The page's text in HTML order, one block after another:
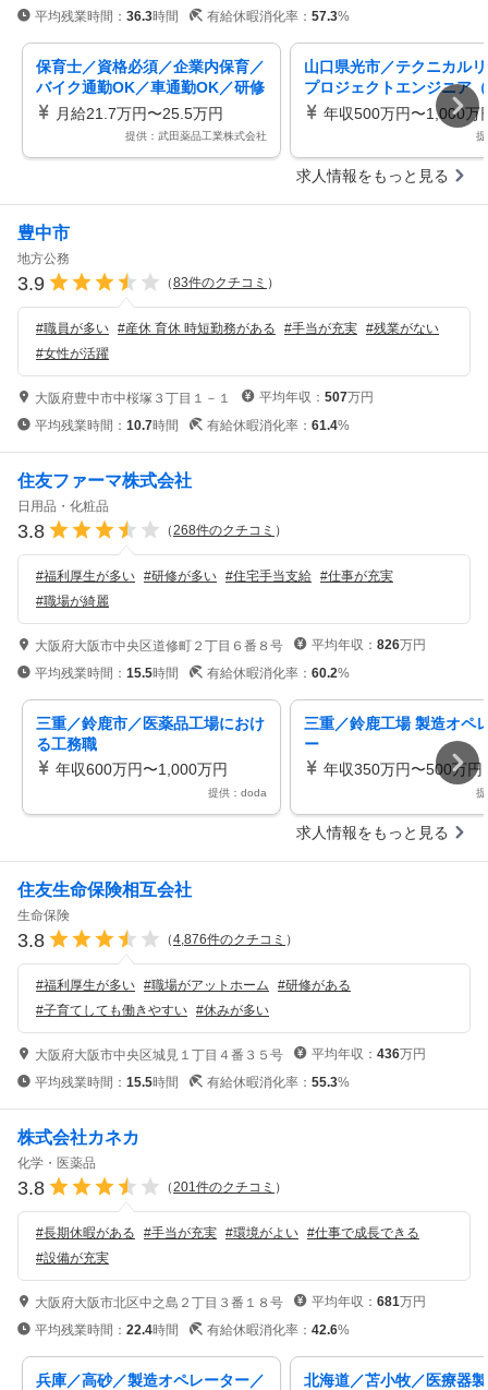
平均残業時間： 36.3時間 有給休暇消化率： 57.3%
保育士／資格必須／企業内保育／
バイク通勤OK／車通勤OK／研修
あり／社会保険完備／賞与あり／
禁煙・分煙／正社員
月給21.7万円〜25.5万円
提供：武田薬品工業株式会社
山口県光市／テクニカル
プロジェクトエンジニア
理）年収500万円〜1,000万
求人情報をもっと見る
豊中市
地方公務
3.9 （83件のクチコミ ）
#職員が多い #産休 育休 時短勤務がある #手当が充実 #残業がない
#女性が活躍
大阪府豊中市中桜塚３丁目１－１ 平均年収： 507万円
平均残業時間： 10.7時間 有給休暇消化率： 61.4%
住友ファーマ株式会社
日用品・化粧品
3.8 （268件のクチコミ ）
#福利厚生が多い #研修が多い #住宅手当支給 #仕事が充実
#職場が綺麗
大阪府大阪市中央区道修町２丁目６番８号 平均年収： 826万円
平均残業時間： 15.5時間 有給休暇消化率： 60.2%
三重／鈴鹿市／医薬品工場におけ
る工務職
年収600万円〜1,000万円
提供：doda
三重／鈴鹿工場 製造オペ
ー
年収350万円〜500万円
求人情報をもっと見る
住友生命保険相互会社
生命保険
3.8 （4,876件のクチコミ ）
#福利厚生が多い #職場がアットホーム #研修がある
#子育てしても働きやすい #休みが多い
大阪府大阪市中央区城見１丁目４番３５号 平均年収： 436万円
平均残業時間： 15.5時間 有給休暇消化率： 55.3%
株式会社カネカ
化学・医薬品
3.8 （201件のクチコミ ）
#長期休暇がある #手当が充実 #環境がよい #仕事で成長できる
#設備が充実
大阪府大阪市北区中之島２丁目３番１８号 平均年収： 681万円
平均残業時間： 22.4時間 有給休暇消化率： 42.6%
兵庫／高砂／製造オペレーター／
北海道／苫小牧／医療器